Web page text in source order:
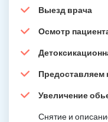
Выезд врача
Осмотр
Предоставляем
Увеличение
Снятие и